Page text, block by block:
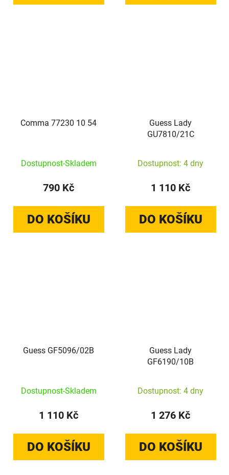
Comma 77230 10 54
Dostupnost-Skladem
790 Kč
DO KOŠÍKU
Guess Lady
GU7810/21C
Dostupnost: 4 dny
1 110 Kč
DO KOŠÍKU
Guess GF5096/02B
Dostupnost-Skladem
1 110 Kč
DO KOŠÍKU
Guess Lady
GF6190/10B
Dostupnost: 4 dny
1 276 Kč
DO KOŠÍKU